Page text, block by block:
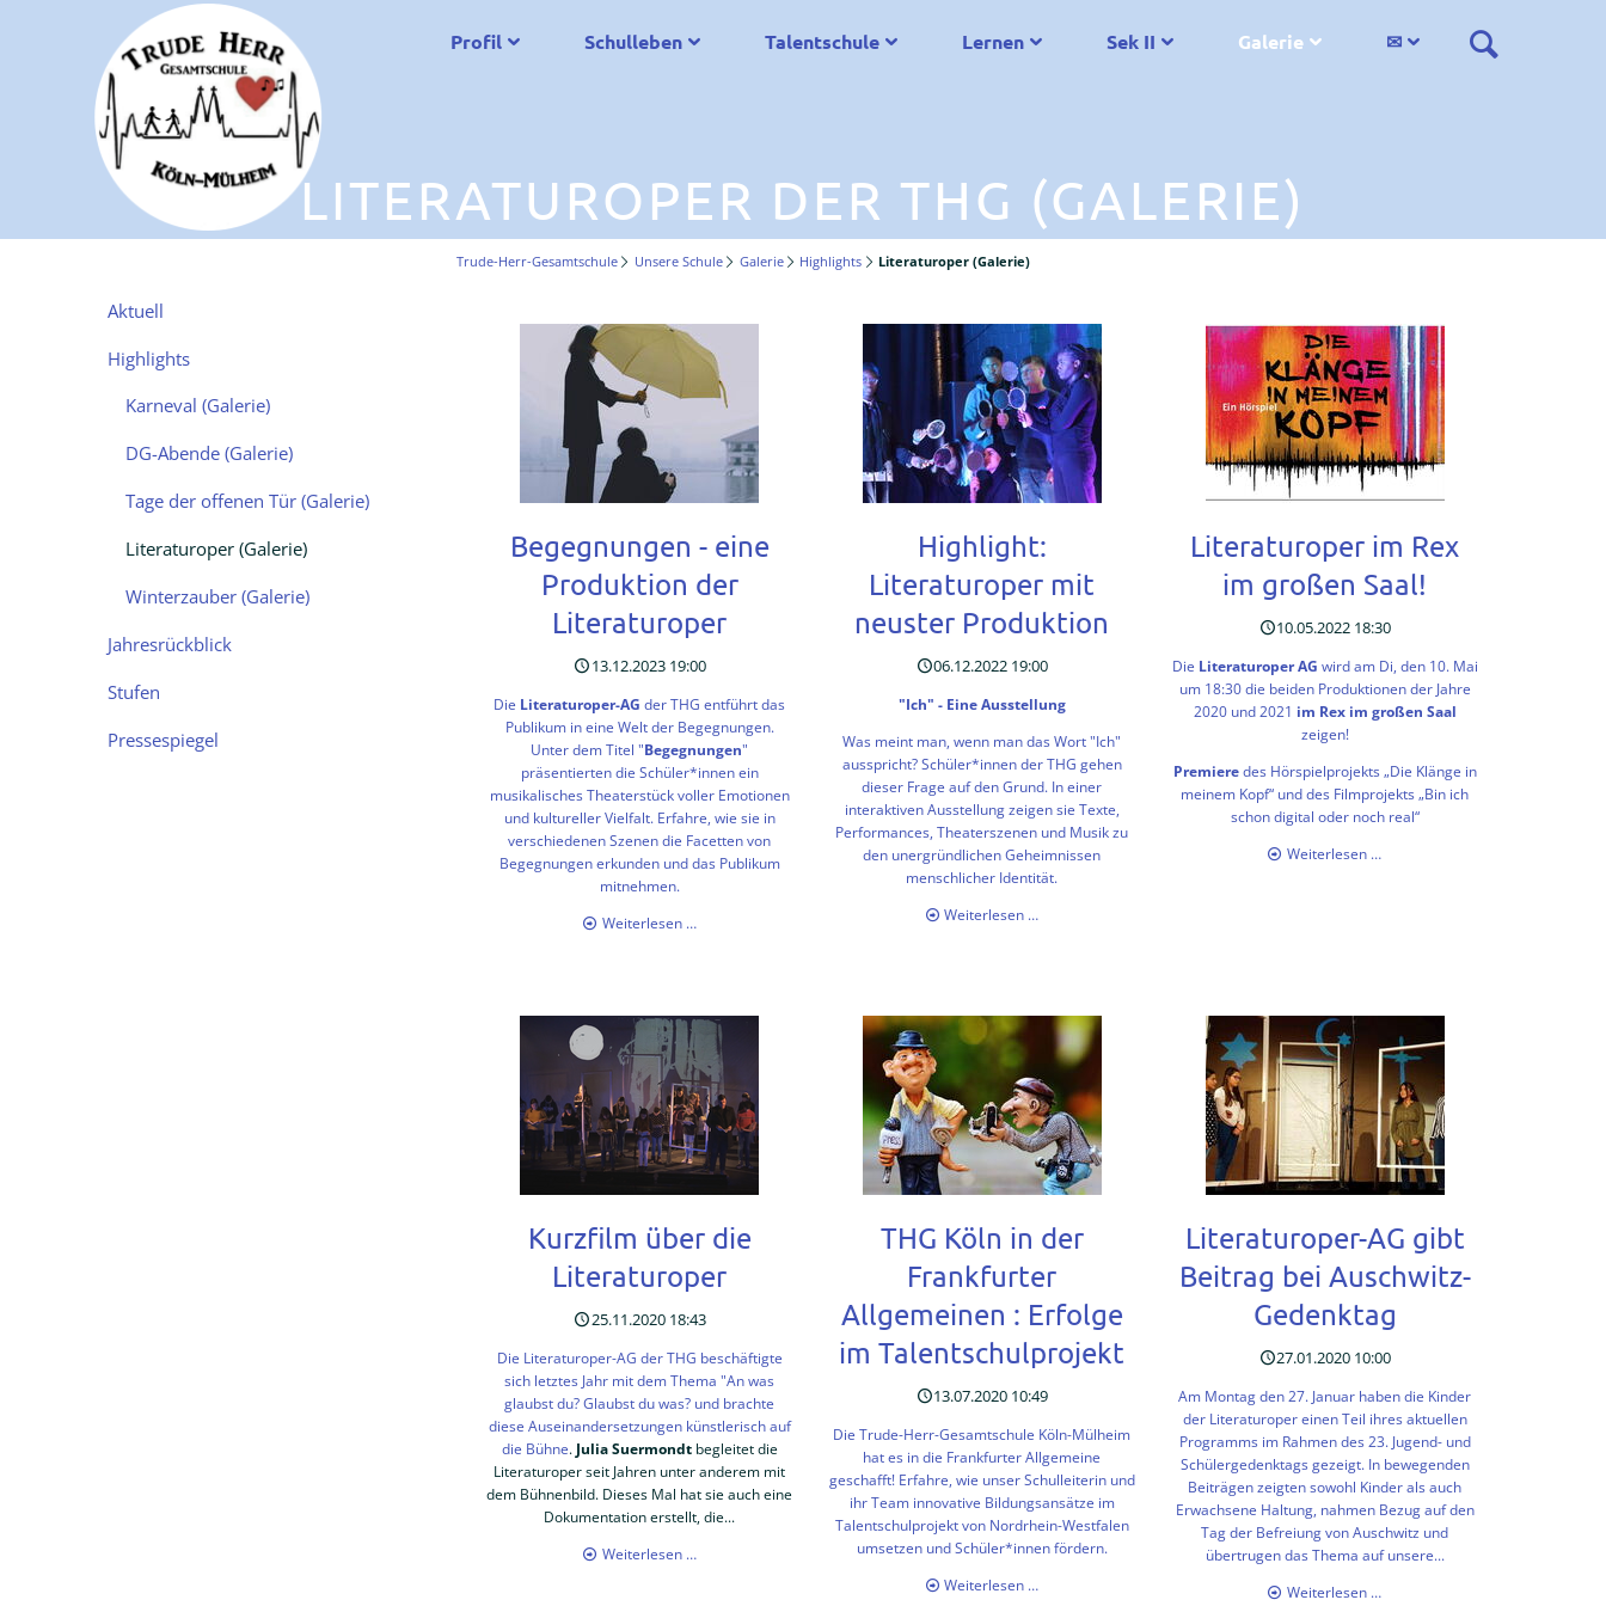
Profil Schulleben Talentschule Lernen Sek II Galerie ✉
LITERATUROPER DER THG (GALERIE)
Trude-Herr-Gesamtschule Unsere Schule Galerie Highlights Literaturoper (Galerie)
Begegnungen - eine
Produktion der
Literaturoper
13.12.2023 19:00
Die Literaturoper-AG der THG entführt das
Publikum in eine Welt der Begegnungen.
Unter dem Titel "Begegnungen"
präsentierten die Schüler*innen ein
musikalisches Theaterstück voller Emotionen
und kultureller Vielfalt. Erfahre, wie sie in
verschiedenen Szenen die Facetten von
Begegnungen erkunden und das Publikum
mitnehmen.
Weiterlesen …Begegnungen
der
Literaturoper
Highlight:
Literaturoper mit
neuster Produktion
06.12.2022 19:00
"Ich" - Eine Ausstellung
Was meint man, wenn man das Wort "Ich"
ausspricht? Schüler*innen der THG gehen
dieser Frage auf den Grund. In einer
interaktiven Ausstellung zeigen sie Texte,
Performances, Theaterszenen und Musik zu
den unergründlichen Geheimnissen
menschlicher Identität.
Weiterlesen …
Literaturoper im Rex
im großen Saal!
10.05.2022 18:30
Die Literaturoper AG wird am Di, den 10. Mai
um 18:30 die beiden Produktionen der Jahre
2020 und 2021 im Rex im großen Saal
zeigen!
Premieredes Hörspielprojekts „Die Klänge in
meinem Kopf“ und des Filmprojekts „Bin ich
schon digital oder noch real“
Weiterlesen …Literaturoper
Kurzfilm über die
Literaturoper
25.11.2020 18:43
Die Literaturoper-AG der THG beschäftigte
sich letztes Jahr mit dem Thema "An was
glaubst du? Glaubst du was? und brachte
diese Auseinandersetzungen künstlerisch auf
die Bühne. Julia Suermondtbegleitet die
Literaturoper seit Jahren unter anderem mit
dem Bühnenbild. Dieses Mal hat sie auch eine
Dokumentation erstellt, die...
Weiterlesen …Kurzfilm
THG Köln in der
Frankfurter
Allgemeinen : Erfolge
im Talentschulprojekt
13.07.2020 10:49
Die Trude-Herr-Gesamtschule Köln-Mülheim
hat es in die Frankfurter Allgemeine
geschafft! Erfahre, wie unser Schulleiterin und
ihr Team innovative Bildungsansätze im
Talentschulprojekt von Nordrhein-Westfalen
umsetzen und Schüler*innen fördern.
Weiterlesen …
Literaturoper-AG gibt
Beitrag bei Auschwitz-
Gedenktag
27.01.2020 10:00
Am Montag den 27. Januar haben die Kinder
der Literaturoper einen Teil ihres aktuellen
Programms im Rahmen des 23. Jugend- und
Schülergedenktags gezeigt. In bewegenden
Beiträgen zeigten sowohl Kinder als auch
Erwachsene Haltung, nahmen Bezug auf den
Tag der Befreiung von Auschwitz und
übertrugen das Thema auf unsere...
Weiterlesen …Literaturoper-
Navigation
Aktuell
Highlights
Karneval (Galerie)
DG-Abende (Galerie)
Tage der offenen Tür (Galerie)
Literaturoper (Galerie)
Winterzauber (Galerie)
Jahresrückblick
Stufen
Pressespiegel